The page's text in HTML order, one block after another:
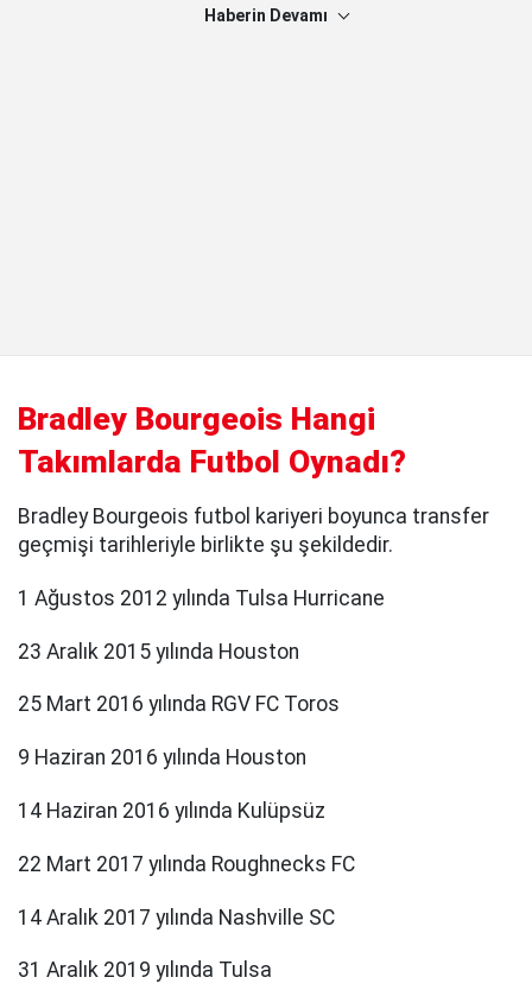
Haberin Devamı
Bradley Bourgeois Hangi
Takımlarda Futbol Oynadı?
Bradley Bourgeois futbol kariyeri boyunca transfer
geçmişi tarihleriyle birlikte şu şekildedir.
1 Ağustos 2012 yılında Tulsa Hurricane
23 Aralık 2015 yılında Houston
25 Mart 2016 yılında RGV FC Toros
9 Haziran 2016 yılında Houston
14 Haziran 2016 yılında Kulüpsüz
22 Mart 2017 yılında Roughnecks FC
14 Aralık 2017 yılında Nashville SC
31 Aralık 2019 yılında Tulsa